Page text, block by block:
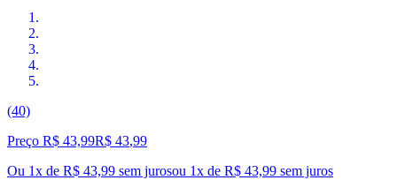
(40)
Preço R$ 43,99R$ 43,99
Ou 1x de R$ 43,99 sem jurosou 1x de R$ 43,99 sem juros